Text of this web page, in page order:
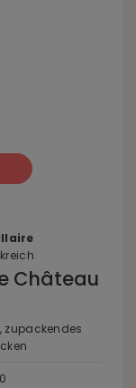
Château
zupackendes